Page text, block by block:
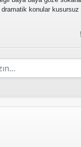
Nutte
dramatik konular